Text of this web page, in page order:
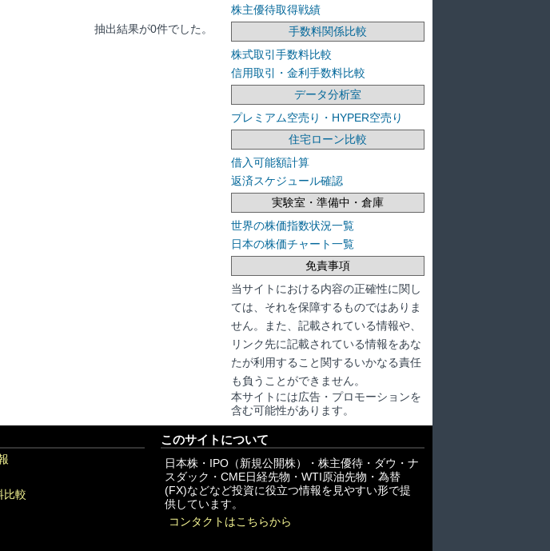
抽出結果が0件でした。
株主優待取得戦績
手数料関係比較
株式取引手数料比較
信用取引・金利手数料比較
データ分析室
プレミアム空売り・HYPER空売り
住宅ローン比較
借入可能額計算
返済スケジュール確認
実験室・準備中・倉庫
世界の株価指数状況一覧
日本の株価チャート一覧
免責事項
当サイトにおける内容の正確性に関し
ては、それを保障するものではありま
せん。また、記載されている情報や、
リンク先に記載されている情報をあな
たが利用すること関するいかなる責任
も負うことができません。
本サイトには広告・プロモーションを
含む可能性があります。
比較
このサイトについて
日本株・IPO（新規公開株）・株主優待・ダウ・ナ
スダック・CME日経先物・WTI原油先物・為替
(FX)などなど投資に役立つ情報を見やすい形で提
供しています。
コンタクトはこちらから